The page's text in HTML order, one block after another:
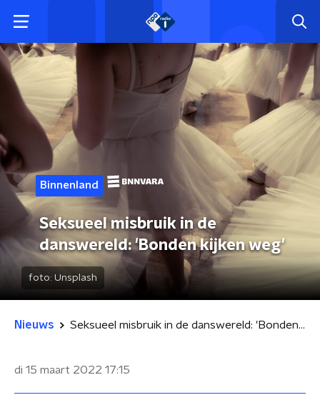
Binnenland
Seksueel misbruik in de
danswereld: 'Bonden kijken weg'
foto: Unsplash
Nieuws Seksueel misbruik in de danswereld: 'Bonden kijken weg'
di 15 maart 2022 17:15